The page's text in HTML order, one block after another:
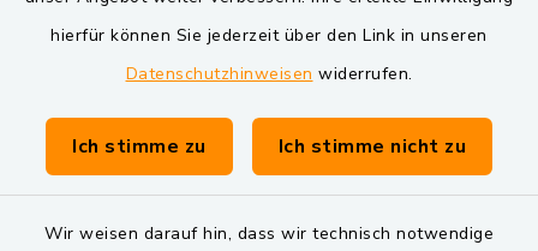
hierfür können Sie jederzeit über den Link in unseren
Datenschutzhinweisen widerrufen.
Ich stimme zu Ich stimme nicht zu
Wir weisen darauf hin, dass wir technisch notwendige
Markt Schwarzenfeld
Gemeinde Schwarzach bei Nabburg
Verwaltungsgemeinschaft Schwarzenfeld